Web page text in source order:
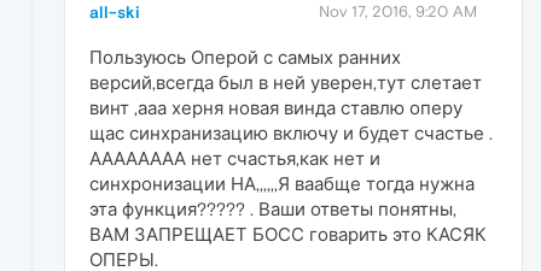
all-ski Nov 17, 2016, 9:20 AM
Пользуюсь Оперой с самых ранних
версий,всегда был в ней уверен,тут слетает
винт ,ааа херня новая винда ставлю оперу
щас синхранизацию включу и будет счастье .
АААААААА нет счастья,как нет и
синхронизации НА,,,,,,Я ваабще тогда нужна
эта функция????? . Ваши ответы понятны,
ВАМ ЗАПРЕЩАЕТ БОСС говарить это КАСЯК
ОПЕРЫ.